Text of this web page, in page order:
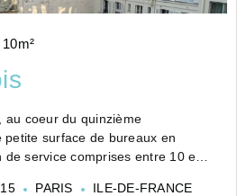
au coeur du quinzième
surface de bureaux en
de service comprises entre 10 et
PARIS ILE-DE-FRANCE